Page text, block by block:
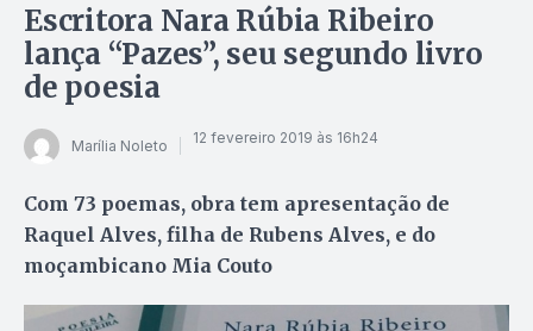
Escritora Nara Rúbia Ribeiro
lança “Pazes”, seu segundo livro
de poesia
Marília Noleto 12 fevereiro 2019 às 16h24
Com 73 poemas, obra tem apresentação de
Raquel Alves, filha de Rubens Alves, e do
moçambicano Mia Couto